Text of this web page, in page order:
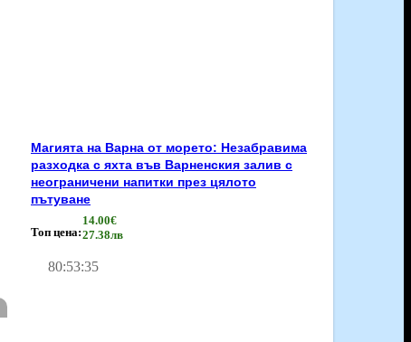
Магията на Варна от морето: Незабравима
разходка с яхта във Варненския залив с
неограничени напитки през цялото
пътуване
Топ цена:
14.00€
27.38лв
80:53:35